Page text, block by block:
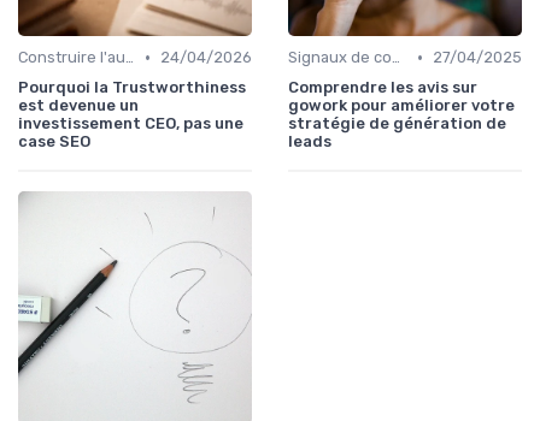
Construire l'autorité d'un média •
24/04/2026
Pourquoi la Trustworthiness
est devenue un
investissement CEO, pas une
case SEO
Signaux de confiance et sourcing •
27/04/2025
Comprendre les avis sur
gowork pour améliorer votre
stratégie de génération de
leads